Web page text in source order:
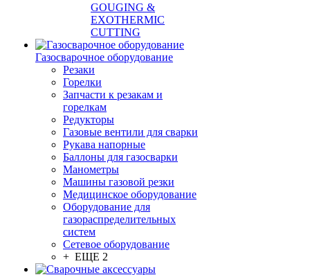
GOUGING &
EXOTHERMIC
CUTTING
Газосварочное оборудование
Резаки
Горелки
Запчасти к резакам и
горелкам
Редукторы
Газовые вентили для сварки
Рукава напорные
Баллоны для газосварки
Манометры
Машины газовой резки
Медицинское оборудование
Оборудование для
газораспределительных
систем
Сетевое оборудование
+ ЕЩЕ 2